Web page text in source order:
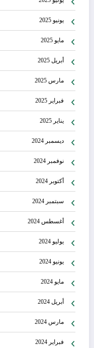
يونيو 2025
مايو 2025
أبريل 2025
مارس 2025
فبراير 2025
يناير 2025
ديسمبر 2024
نوفمبر 2024
أكتوبر 2024
سبتمبر 2024
أغسطس 2024
يوليو 2024
يونيو 2024
مايو 2024
أبريل 2024
مارس 2024
فبراير 2024